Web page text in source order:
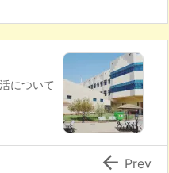
について
 Prev